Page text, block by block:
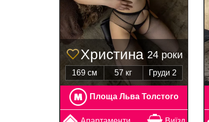
Христина 24 роки
169 см 57 кг Груди 2
Площа Льва Толстого